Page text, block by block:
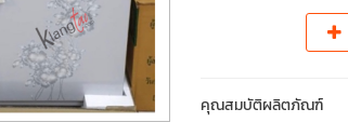
คุณสมบัติผลิตภัณฑ์